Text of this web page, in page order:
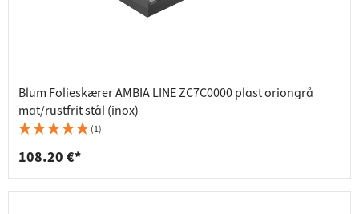
Blum Folieskærer AMBIA LINE ZC7C0000 plast oriongrå
mat/rustfrit stål (inox)
(1)
108.20 €*